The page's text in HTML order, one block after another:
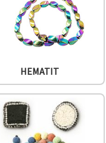
HEMATIT